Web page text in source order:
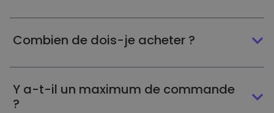
Combien de dois-je acheter ?
Y a-t-il un maximum de commande
?